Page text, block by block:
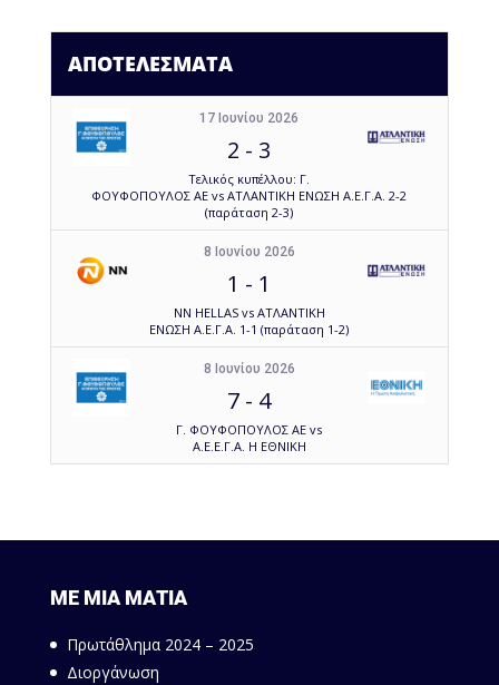
ΑΠΟΤΕΛΕΣΜΑΤΑ
17 Ιουνίου 2026
2 - 3
Τελικός κυπέλλου: Γ.
ΦΟΥΦΟΠΟΥΛΟΣ ΑΕ vs ΑΤΛΑΝΤΙΚΗ ΕΝΩΣΗ Α.Ε.Γ.Α. 2-2
(παράταση 2-3)
8 Ιουνίου 2026
1 - 1
NN HELLAS vs ΑΤΛΑΝΤΙΚΗ
ΕΝΩΣΗ Α.Ε.Γ.Α. 1-1 (παράταση 1-2)
8 Ιουνίου 2026
7 - 4
Γ. ΦΟΥΦΟΠΟΥΛΟΣ ΑΕ vs
Α.Ε.Ε.Γ.Α. Η ΕΘΝΙΚΗ
ΜΕ ΜΙΑ ΜΑΤΙΑ
Πρωτάθλημα 2024 – 2025
Διοργάνωση